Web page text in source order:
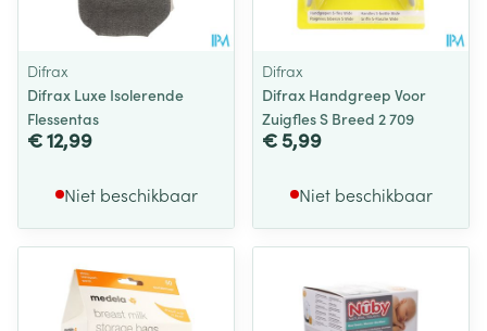
Difrax
Difrax Luxe Isolerende
Flessentas
€ 12,99
Niet beschikbaar
Difrax
Difrax Handgreep Voor
Zuigfles S Breed 2 709
€ 5,99
Niet beschikbaar